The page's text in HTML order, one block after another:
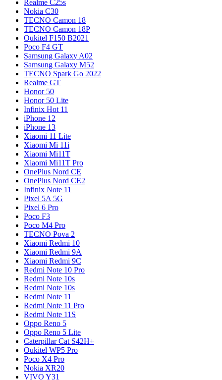
Realme C25s
Nokia C30
TECNO Camon 18
TECNO Camon 18P
Oukitel F150 B2021
Poco F4 GT
Samsung Galaxy A02
Samsung Galaxy M52
TECNO Spark Go 2022
Realme GT
Honor 50
Honor 50 Lite
Infinix Hot 11
iPhone 12
iPhone 13
Xiaomi 11 Lite
Xiaomi Mi 11i
Xiaomi Mi11T
Xiaomi Mi11T Pro
OnePlus Nord CE
OnePlus Nord CE2
Infinix Note 11
Pixel 5A 5G
Pixel 6 Pro
Poco F3
Poco M4 Pro
TECNO Pova 2
Xiaomi Redmi 10
Xiaomi Redmi 9A
Xiaomi Redmi 9C
Redmi Note 10 Pro
Redmi Note 10s
Redmi Note 10s
Redmi Note 11
Redmi Note 11 Pro
Redmi Note 11S
Oppo Reno 5
Oppo Reno 5 Lite
Caterpillar Cat S42H+
Oukitel WP5 Pro
Poco X4 Pro
Nokia XR20
VIVO Y31